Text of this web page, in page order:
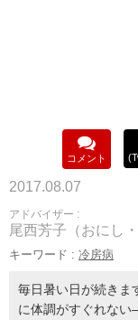
コメント
2017.08.07
アドバイザー :
尾西芳子（おにし・
キーワード : 冷房病
毎日暑い日が続きま
に体調がすぐれな